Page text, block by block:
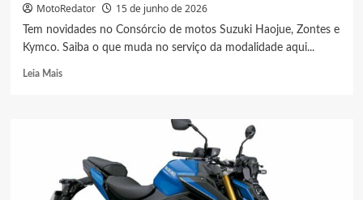
MotoRedator 15 de junho de 2026
Tem novidades no Consórcio de motos Suzuki Haojue, Zontes e
Kymco. Saiba o que muda no serviço da modalidade aqui...
Leia MaisRead
motos
Suzuki,